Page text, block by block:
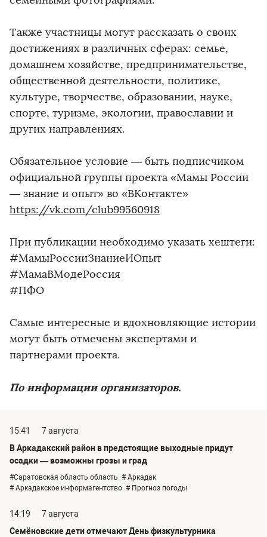
Также участницы могут рассказать о своих
достижениях в различных сферах: семье,
домашнем хозяйстве, предпринимательстве,
общественной деятельности, политике,
культуре, творчестве, образовании, науке,
спорте, туризме, экологии, православии и
других направлениях.
Обязательное условие — быть подписчиком
официальной группы проекта «Мамы России
— знание и опыт» во «ВКонтакте»
https://vk.com/club99560918
При публикации необходимо указать хештеги:
#МамыРоссииЗнаниеИОпыт
#МамаВМодеРоссия
#ПФО
Самые интересные и вдохновляющие истории
могут быть отмечены экспертами и
партнерами проекта.
По информации организаторов.
15:41
7 августа
В Аркадакский район в предстоящие выходные придут
осадки — возможны грозы и град
#Саратовская область область # Аркадак
# Аркадакское информагентство # Прогноз погоды
14:19
7 августа
Семёновские дети отмечают День физкультурника